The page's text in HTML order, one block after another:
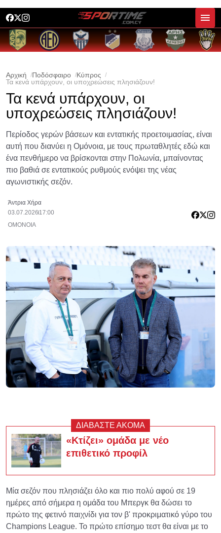
Αρχική Ποδόσφαιρο
Κύπρος
Τα κενά υπάρχουν, οι υποχρεώσεις πλησιάζουν!
Τα κενά υπάρχουν, οι
υποχρεώσεις πλησιάζουν!
Περίοδος γερών βάσεων και εντατικής προετοιμασίας, είναι
αυτή που διανύει η Ομόνοια, με τους πρωταθλητές εδώ και
ένα πενθήμερο να βρίσκονται στην Πολωνία, μπαίνοντας
πιο βαθιά σε εντατικούς ρυθμούς ενόψει της νέας
αγωνιστικής σεζόν.
Άντρια Χήρα
03.07.2026 17:00
ΟΜΟΝΟΙΑ
ΔΙΑΒΑΣΤΕ ΑΚΟΜΑ
«Κτίζει» ομάδα με νέο
επιθετικό προφίλ
Μία σεζόν που πλησιάζει όλο και πιο πολύ αφού σε 19
ημέρες από σήμερα η ομάδα του Μπεργκ θα δώσει το
πρώτο της φετινό παιχνίδι για τον β' προκριματικό γύρο του
Champions League. Το πρώτο επίσημο τεστ θα είναι με το